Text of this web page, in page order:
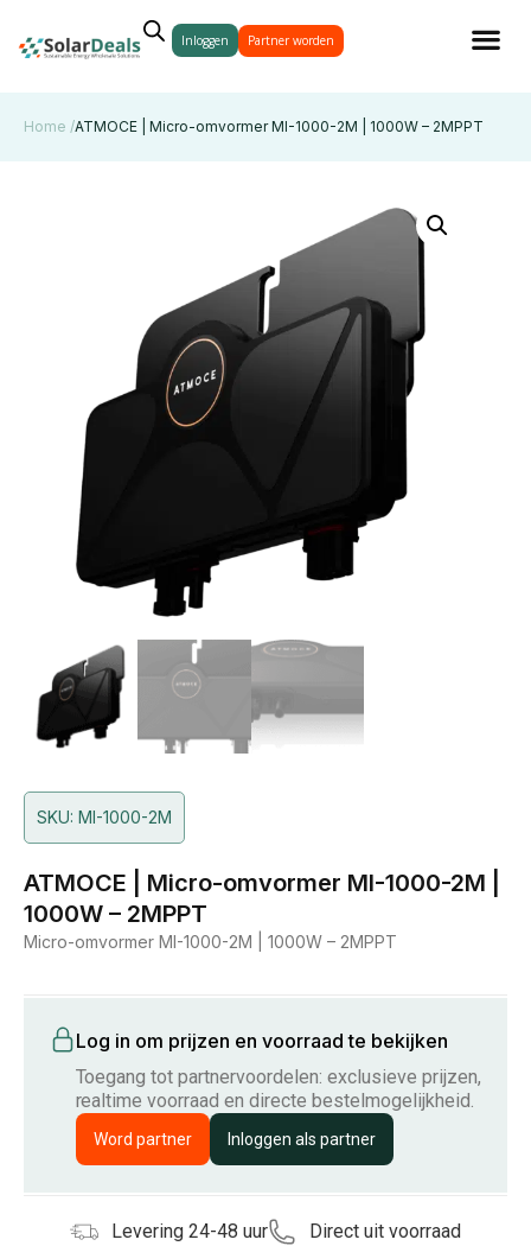
Inloggen Partner worden
Home /ATMOCE | Micro-omvormer MI-1000-2M | 1000W – 2MPPT
SKU: MI-1000-2M
ATMOCE | Micro-omvormer MI-1000-2M |
1000W – 2MPPT
Micro-omvormer MI-1000-2M | 1000W – 2MPPT
Log in om prijzen en voorraad te bekijken
Toegang tot partnervoordelen: exclusieve prijzen,
realtime voorraad en directe bestelmogelijkheid.
Word partner Inloggen als partner
Levering 24-48 uur
Direct uit voorraad